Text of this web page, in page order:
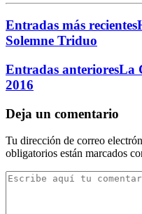
Entradas más recientes
Solemne Triduo
Entradas anterioresLa
2016
Deja un comentario
Tu dirección de correo
obligatorios están marcados